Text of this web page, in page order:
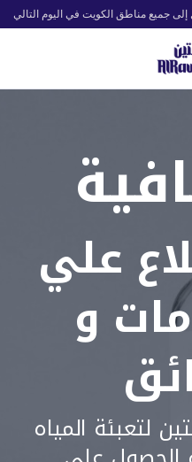
جميع مناطق الكويت في اليوم التالي
علي
و
لتعبئة المياه